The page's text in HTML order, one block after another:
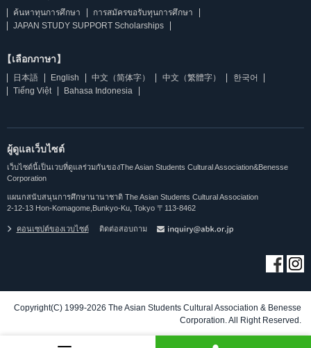
ค้นหาทุนการศึกษา
การสมัครขอรับทุนการศึกษา
JAPAN STUDY SUPPORT Scholarships
【เลือกภาษา】
日本語 English 中文（简体字） 中文（繁體字）
한국어
Tiếng Việt
Bahasa Indonesia
ผู้ดูแลเว็บไซต์
เว็บไซต์นี้เป็นเวบที่ดูแลร่วมกันของThe Asian Students Cultural Association&Benesse
Corporation
แผนกสนับสนุนการศึกษานานาชาติ The Asian Students Cultural Association
2-12-13 Hon-Komagome,Bunkyo-Ku, Tokyo 〒113-8462
คอนเซปต์ของเวบไซต์ ติดต่อสอบถาม
Copyright(C) 1999-2026 The Asian Students Cultural Association & Benesse
Corporation. All Right Reserved.